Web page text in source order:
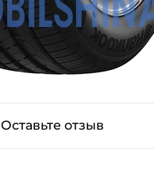
Оставьте отзыв